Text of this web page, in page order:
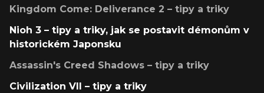
Kingdom Come: Deliverance 2 – tipy a triky
Nioh 3 – tipy a triky, jak se postavit démonům v
historickém Japonsku
Assassin's Creed Shadows – tipy a triky
Civilization VII – tipy a triky